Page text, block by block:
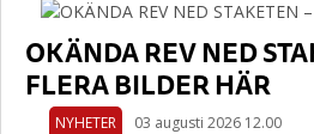
OKÄNDA REV NED
FLERA BILDER HÄR
NYHETER 03 augusti 2026 12.00